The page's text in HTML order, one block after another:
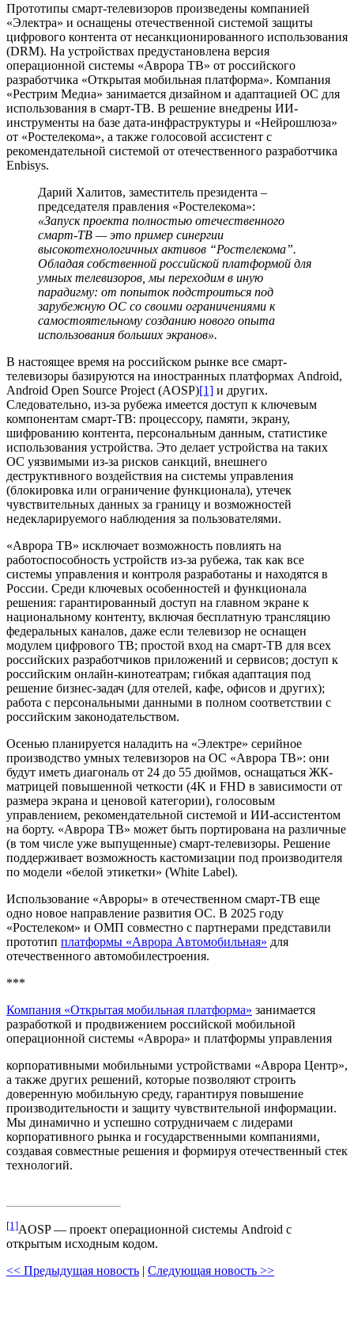
Прототипы смарт-телевизоров произведены компанией
«Электра» и оснащены отечественной системой защиты
цифрового контента от несанкционированного использования
(DRM). На устройствах предустановлена версия
операционной системы «Аврора ТВ» от российского
разработчика «Открытая мобильная платформа». Компания
«Рестрим Медиа» занимается дизайном и адаптацией ОС для
использования в смарт-ТВ. В решение внедрены ИИ-
инструменты на базе дата-инфраструктуры и «Нейрошлюза»
от «Ростелекома», а также голосовой ассистент с
рекомендательной системой от отечественного разработчика
Enbisys.
Дарий Халитов, заместитель президента –
председателя правления «Ростелекома»:
«Запуск проекта полностью отечественного
смарт-ТВ — это пример синергии
высокотехнологичных активов “Ростелекома”.
Обладая собственной российской платформой для
умных телевизоров, мы переходим в иную
парадигму: от попыток подстроиться под
зарубежную ОС со своими ограничениями к
самостоятельному созданию нового опыта
использования больших экранов».
В настоящее время на российском рынке все смарт-
телевизоры базируются на иностранных платформах Android,
Android Open Source Project (AOSP)[1] и других.
Следовательно, из-за рубежа имеется доступ к ключевым
компонентам смарт-ТВ: процессору, памяти, экрану,
шифрованию контента, персональным данным, статистике
использования устройства. Это делает устройства на таких
ОС уязвимыми из-за рисков санкций, внешнего
деструктивного воздействия на системы управления
(блокировка или ограничение функционала), утечек
чувствительных данных за границу и возможностей
недекларируемого наблюдения за пользователями.
«Аврора ТВ» исключает возможность повлиять на
работоспособность устройств из-за рубежа, так как все
системы управления и контроля разработаны и находятся в
России. Среди ключевых особенностей и функционала
решения: гарантированный доступ на главном экране к
национальному контенту, включая бесплатную трансляцию
федеральных каналов, даже если телевизор не оснащен
модулем цифрового ТВ; простой вход на смарт-ТВ для всех
российских разработчиков приложений и сервисов; доступ к
российским онлайн-кинотеатрам; гибкая адаптация под
решение бизнес-задач (для отелей, кафе, офисов и других);
работа с персональными данными в полном соответствии с
российским законодательством.
Осенью планируется наладить на «Электре» серийное
производство умных телевизоров на ОС «Аврора ТВ»: они
будут иметь диагональ от 24 до 55 дюймов, оснащаться ЖК-
матрицей повышенной четкости (4K и FHD в зависимости от
размера экрана и ценовой категории), голосовым
управлением, рекомендательной системой и ИИ-ассистентом
на борту. «Аврора ТВ» может быть портирована на различные
(в том числе уже выпущенные) смарт-телевизоры. Решение
поддерживает возможность кастомизации под производителя
по модели «белой этикетки» (White Label).
Использование «Авроры» в отечественном смарт-ТВ еще
одно новое направление развития ОС. В 2025 году
«Ростелеком» и ОМП совместно с партнерами представили
прототип платформы «Аврора Автомобильная» для
отечественного автомобилестроения.
***
Компания «Открытая мобильная платформа» занимается
разработкой и продвижением российской мобильной
операционной системы «Аврора» и платформы управления
корпоративными мобильными устройствами «Аврора Центр»,
а также других решений, которые позволяют строить
доверенную мобильную среду, гарантируя повышение
производительности и защиту чувствительной информации.
Мы динамично и успешно сотрудничаем с лидерами
корпоративного рынка и государственными компаниями,
создавая совместные решения и формируя отечественный стек
технологий.
[1]AOSP — проект операционной системы Android с
открытым исходным кодом.
<< Предыдущая новость | Следующая новость >>